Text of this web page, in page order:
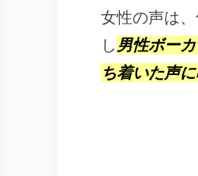
女性の声は
し男性ボー
ち着いた声